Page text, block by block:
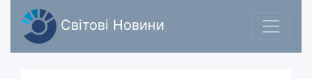
Світові Новини